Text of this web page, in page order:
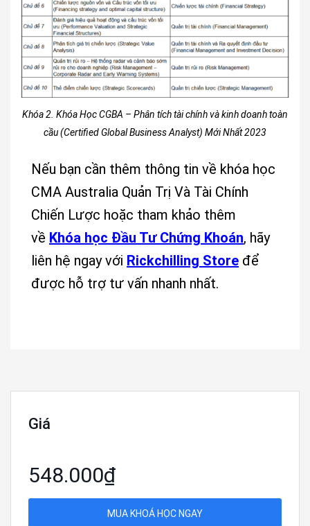
Khóa 2. Khóa Học CGBA – Phân tích tài chính và kinh doanh toàn
cầu (Certified Global Business Analyst) Mới Nhất 2023
Nếu bạn cần thêm thông tin về khóa học
CMA Australia Quản Trị Và Tài Chính
Chiến Lược hoặc tham khảo thêm
về Khóa học Đầu Tư Chứng Khoán, hãy
liên hệ ngay với Rickchilling Store để
được hỗ trợ tư vấn nhanh nhất.
Giá
548.000₫
MUA KHOÁ HỌC NGAY